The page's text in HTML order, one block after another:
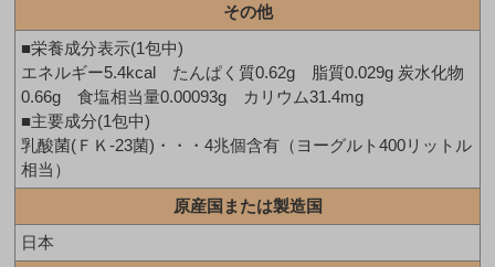
その他
■栄養成分表示(1包中)
エネルギー5.4kcal たんぱく質0.62g 脂質0.029g 炭水化物
0.66g 食塩相当量0.00093g カリウム31.4mg
■主要成分(1包中)
乳酸菌(ＦＫ-23菌)・・・4兆個含有（ヨーグルト400リットル
相当）
原産国または製造国
日本